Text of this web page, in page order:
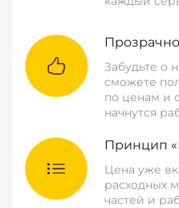
Забудьте о
сможете
по ценам и
начнутся
Принцип
Цена уже
расходных
частей и